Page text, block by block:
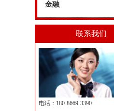
金融
联系我们
电话：180-8669-3390